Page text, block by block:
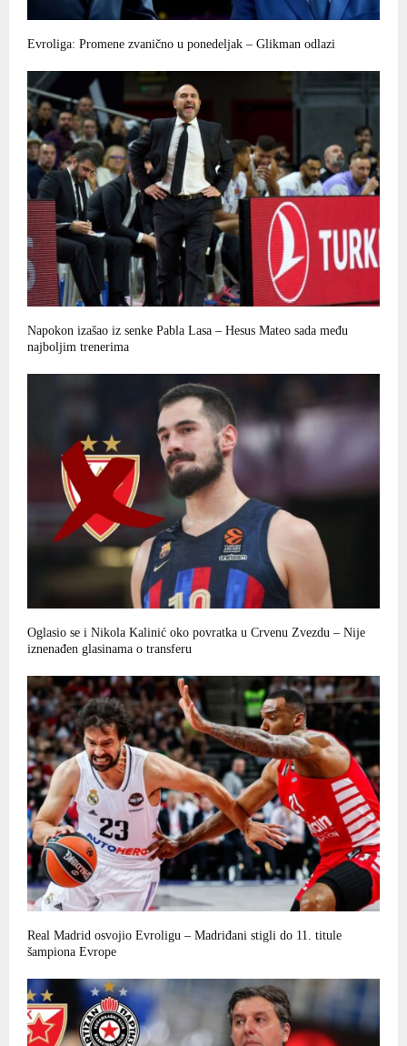
Evroliga: Promene zvanično u ponedeljak – Glikman odlazi
Napokon izašao iz senke Pabla Lasa – Hesus Mateo sada među
najboljim trenerima
Oglasio se i Nikola Kalinić oko povratka u Crvenu Zvezdu – Nije
iznenađen glasinama o transferu
Real Madrid osvojio Evroligu – Madriđani stigli do 11. titule
šampiona Evrope